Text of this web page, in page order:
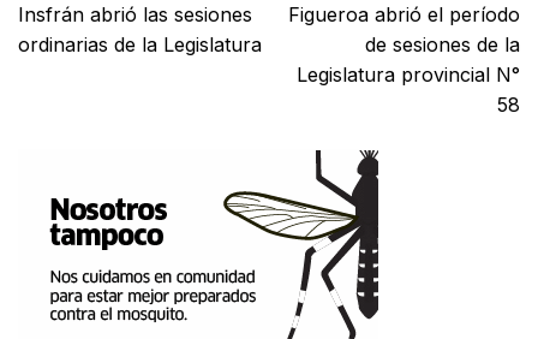
Insfrán abrió las sesiones
ordinarias de la Legislatura
Figueroa abrió el período
de sesiones de la
Legislatura provincial N°
58